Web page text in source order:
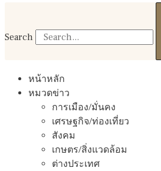
Search
หน้าหลัก
หมวดข่าว
การเมือง/มั่นคง
เศรษฐกิจ/ท่องเที่ยว
สังคม
เกษตร/สิ่งแวดล้อม
ต่างประเทศ